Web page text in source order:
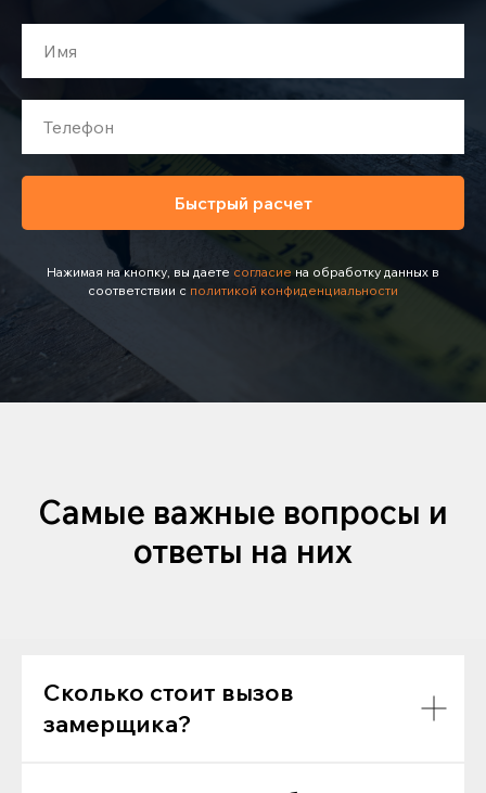
Быстрый расчет
Нажимая на кнопку, вы даете согласие на обработку данных в
соответствии с политикой конфиденциальности
Самые важные вопросы и
ответы на них
Сколько стоит вызов
замерщика?